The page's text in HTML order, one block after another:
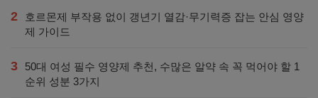
2
호르몬제 부작용 없이 갱년기 열감·무기력증 잡는 안심 영양
제 가이드
3
50대 여성 필수 영양제 추천, 수많은 알약 속 꼭 먹어야 할 1
순위 성분 3가지